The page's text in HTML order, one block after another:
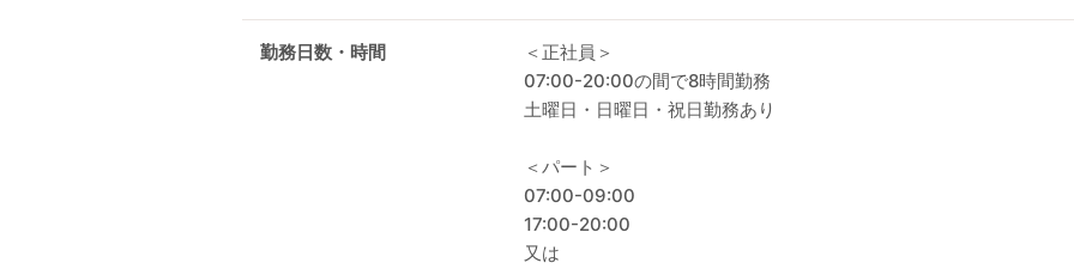
勤務日数・時間
＜正社員＞
07:00-20:00の間で8時間勤務
土曜日・日曜日・祝日勤務あり
＜パート＞
07:00-09:00
17:00-20:00
又は